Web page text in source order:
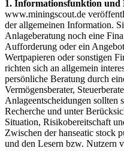
1. Informationsfunktion und
www.miningscout.de
der allgemeinen Information.
Anlageberatung noch eine
Aufforderung oder ein
Wertpapieren oder sonstigen
richten sich an allgemein
persönliche Beratung durch
Vermögensberater,
Anlageentscheidungen sollten
Recherche und unter
Situation, Risikobereitschaft
Zwischen der hanseatic stock
und den Lesern bzw. Nutzern